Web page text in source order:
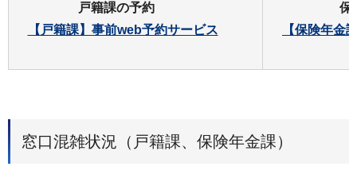
戸籍課の予約
【戸籍課】事前web予約サービス
保
【保険年金
窓口混雑状況（戸籍課、保険年金課）